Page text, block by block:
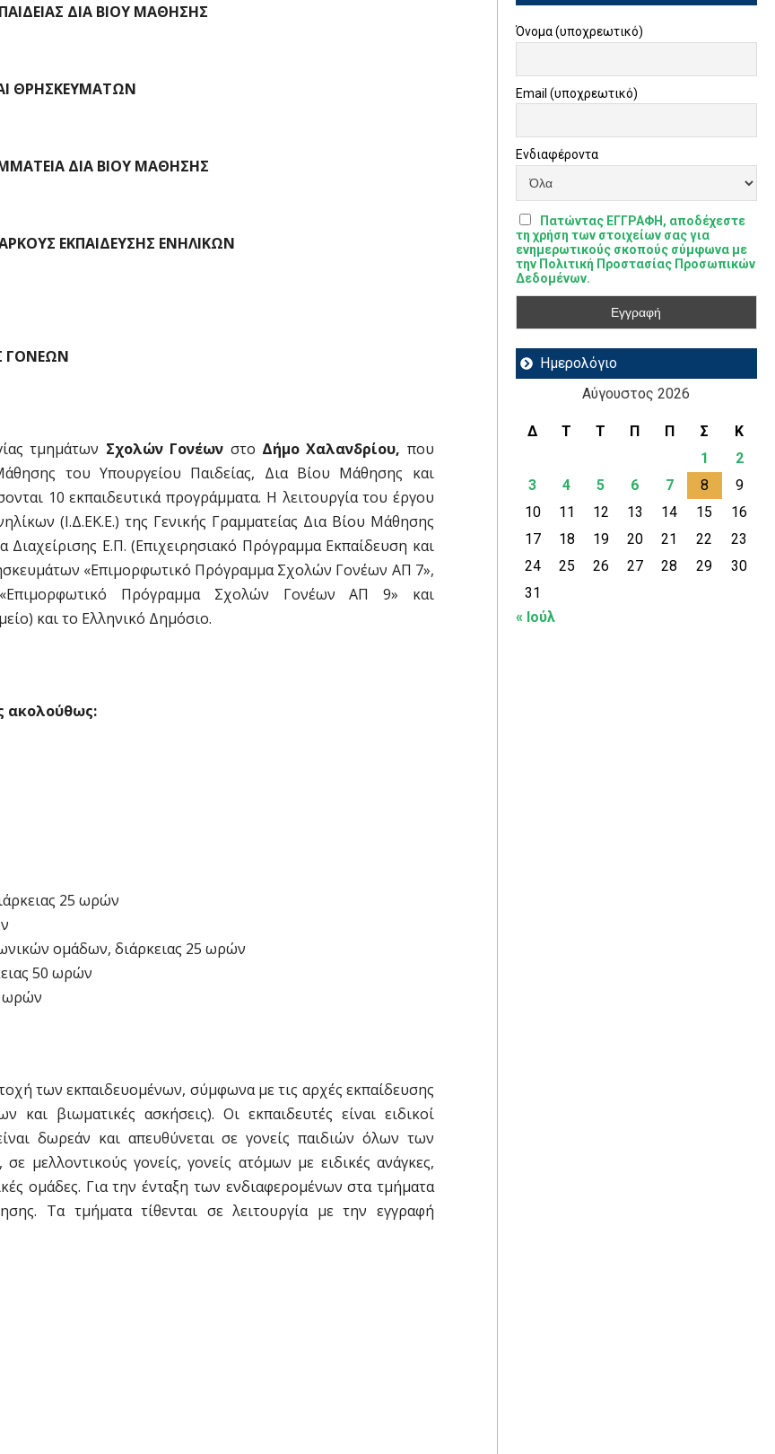
ΔΙΑ ΒΙΟΥ ΜΑΘΗΣΗΣ
ΘΡΗΣΚΕΥΜΑΤΩΝ
ΔΙΑ ΒΙΟΥ ΜΑΘΗΣΗΣ
ΕΚΠΑΙΔΕΥΣΗΣ ΕΝΗΛΙΚΩΝ
ΓΟΝΕΩΝ
τμημάτων Σχολών Γονέων στο Δήμο Χαλανδρίου, που
του Υπουργείου Παιδείας, Δια Βίου Μάθησης και
10 εκπαιδευτικά προγράμματα. H λειτουργία του έργου
(Ι.Δ.ΕΚ.Ε.) της Γενικής Γραμματείας Δια Βίου Μάθησης
Ε.Π. (Επιχειρησιακό Πρόγραμμα Εκπαίδευση και
«Επιμορφωτικό Πρόγραμμα Σχολών Γονέων ΑΠ 7»,
Πρόγραμμα Σχολών Γονέων ΑΠ 9» και
και το Ελληνικό Δημόσιο.
ακολούθως:
25 ωρών
ομάδων, διάρκειας 25 ωρών
50 ωρών
ωρών
των εκπαιδευομένων, σύμφωνα με τις αρχές εκπαίδευσης
βιωματικές ασκήσεις). Οι εκπαιδευτές είναι ειδικοί
δωρεάν και απευθύνεται σε γονείς παιδιών όλων των
μελλοντικούς γονείς, γονείς ατόμων με ειδικές ανάγκες,
ομάδες. Για την ένταξη των ενδιαφερομένων στα τμήματα
Τα τμήματα τίθενται σε λειτουργία με την εγγραφή
Όνομα (υποχρεωτικό)
Email (υποχρεωτικό)
Ενδιαφέροντα
Πατώντας ΕΓΓΡΑΦΗ, αποδέχεστε
τη χρήση των στοιχείων σας για
ενημερωτικούς σκοπούς σύμφωνα με
την Πολιτική Προστασίας Προσωπικών
Δεδομένων.
Ημερολόγιο
Αύγουστος 2026
Δ Τ Τ Π Π Σ
Κ
1
2
3
4 5 6 7 8
9
10
11 12 13 14 15
16
17
18 19 20 21 22
23
24
25 26 27 28 29
30
31
« Ιούλ